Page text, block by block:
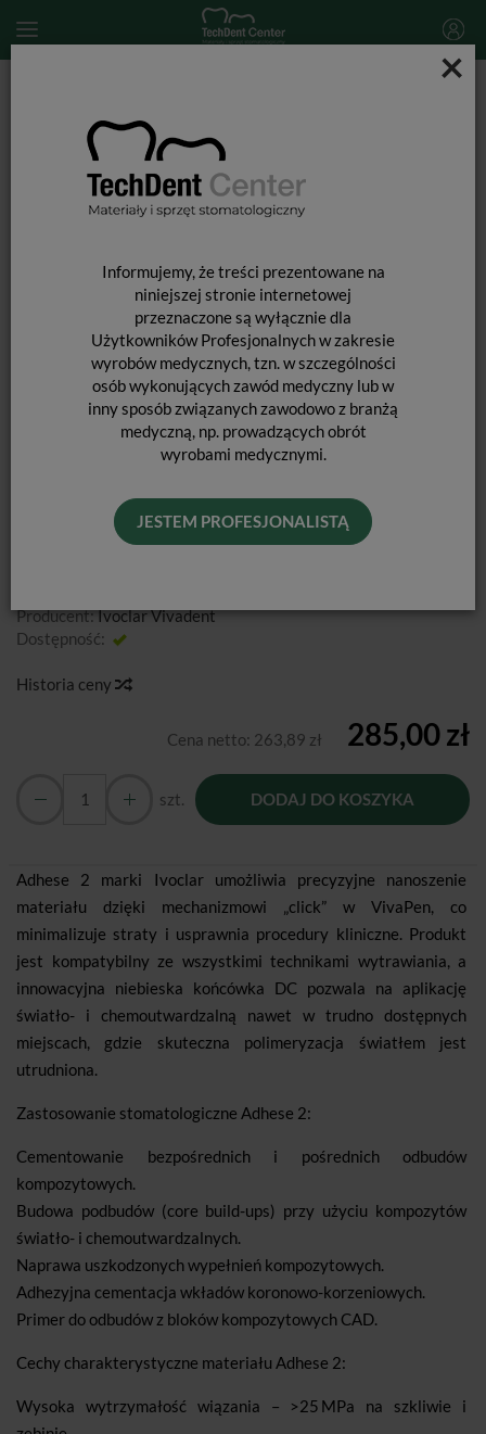
×
Informujemy, że treści prezentowane na
niniejszej stronie internetowej
przeznaczone są wyłącznie dla
Użytkowników Profesjonalnych w zakresie
wyrobów medycznych, tzn. w szczególności
osób wykonujących zawód medyczny lub w
inny sposób związanych zawodowo z branżą
medyczną, np. prowadzących obrót
wyrobami medycznymi.
JESTEM PROFESJONALISTĄ
SYSTEMY WIĄŻĄCE
Adhese 2 VivaPen / 2ml
Producent:Ivoclar Vivadent
Dostępność:
Historia ceny
Cena netto: 263,89 zł 285,00 zł
szt. DODAJ DO KOSZYKA
Adhese 2 marki Ivoclar umożliwia precyzyjne nanoszenie
materiału dzięki mechanizmowi „click” w VivaPen, co
minimalizuje straty i usprawnia procedury kliniczne. Produkt
jest kompatybilny ze wszystkimi technikami wytrawiania, a
innowacyjna niebieska końcówka DC pozwala na aplikację
światło- i chemoutwardzalną nawet w trudno dostępnych
miejscach, gdzie skuteczna polimeryzacja światłem jest
utrudniona.
Zastosowanie stomatologiczne Adhese 2:
Cementowanie bezpośrednich i pośrednich odbudów
kompozytowych.
Budowa podbudów (core build-ups) przy użyciu kompozytów
światło- i chemoutwardzalnych.
Naprawa uszkodzonych wypełnień kompozytowych.
Adhezyjna cementacja wkładów koronowo-korzeniowych.
Primer do odbudów z bloków kompozytowych CAD.
Cechy charakterystyczne materiału Adhese 2:
Wysoka wytrzymałość wiązania – >25 MPa na szkliwie i